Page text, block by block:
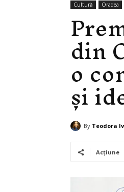
Cultură Oradea
din
o
și
By Teodora
Acțiune